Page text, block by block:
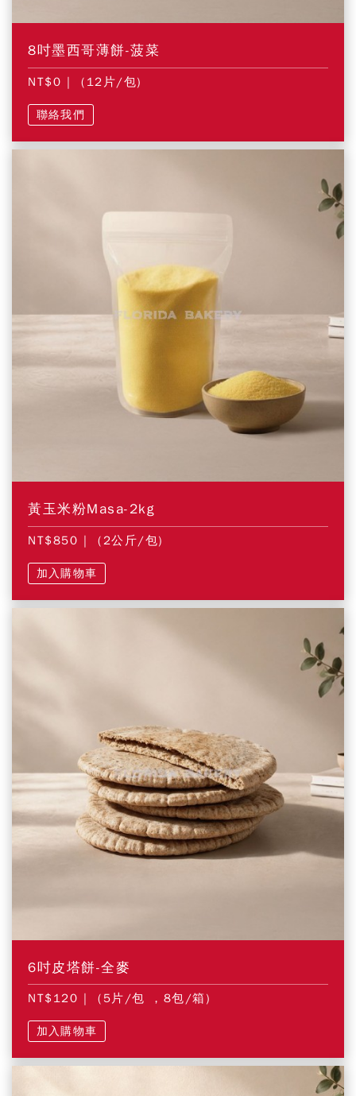
8吋墨西哥薄餅-菠菜
NT$0 | (12片/包)
聯絡我們
黃玉米粉Masa-2kg
NT$850 | (2公斤/包)
加入購物車
6吋皮塔餅-全麥
NT$120 | (5片/包 ，8包/箱)
加入購物車